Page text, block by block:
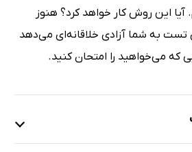
آیا این روش کار خواهد کرد؟ هنوز
تست به شما آزادی خلاقانه‌ای می‌دهد
که می‌خواهید را امتحان کنید.